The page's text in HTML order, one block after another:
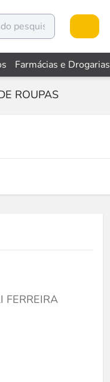
Farmácias e Drogarias
ROUPAS
FERREIRA